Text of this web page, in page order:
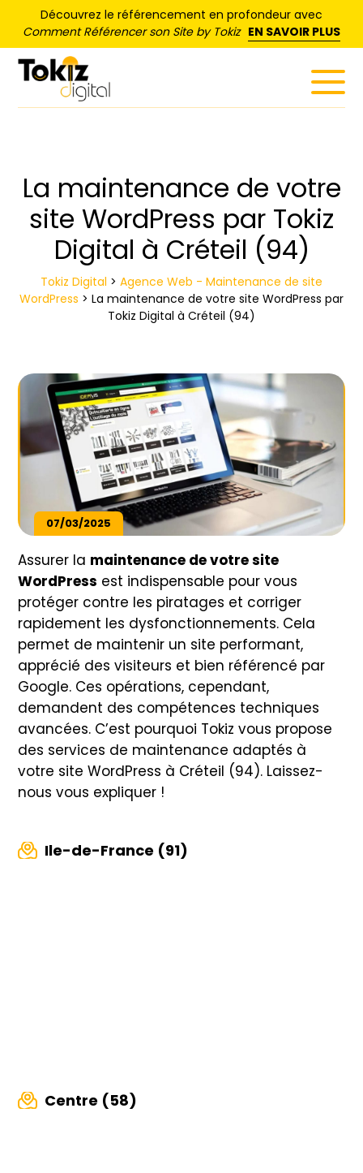
Découvrez le référencement en profondeur avec
Comment Référencer son Site by Tokiz EN SAVOIR PLUS
La maintenance de votre
site WordPress par Tokiz
Digital à Créteil (94)
Tokiz Digital > Agence Web - Maintenance de site
WordPress > La maintenance de votre site WordPress par
Tokiz Digital à Créteil (94)
07/03/2025
Assurer la maintenance de votre site
WordPress est indispensable pour vous
protéger contre les piratages et corriger
rapidement les dysfonctionnements. Cela
permet de maintenir un site performant,
apprécié des visiteurs et bien référencé par
Google. Ces opérations, cependant,
demandent des compétences techniques
avancées. C’est pourquoi Tokiz vous propose
des services de maintenance adaptés à
votre site WordPress à Créteil (94). Laissez-
nous vous expliquer !
Ile-de-France (91)
Centre (58)
Panneau de gestion des cookies